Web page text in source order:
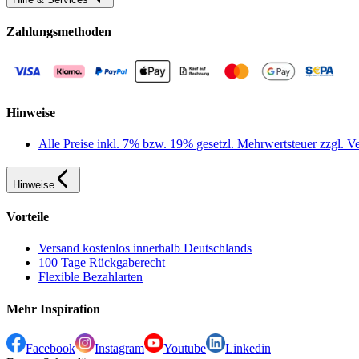
Zahlungsmethoden
Hinweise
Alle Preise inkl. 7% bzw. 19% gesetzl. Mehrwertsteuer zzgl.
Hinweise
Vorteile
Versand kostenlos innerhalb Deutschlands
100 Tage Rückgaberecht
Flexible Bezahlarten
Mehr Inspiration
Facebook Instagram Youtube
Linkedin